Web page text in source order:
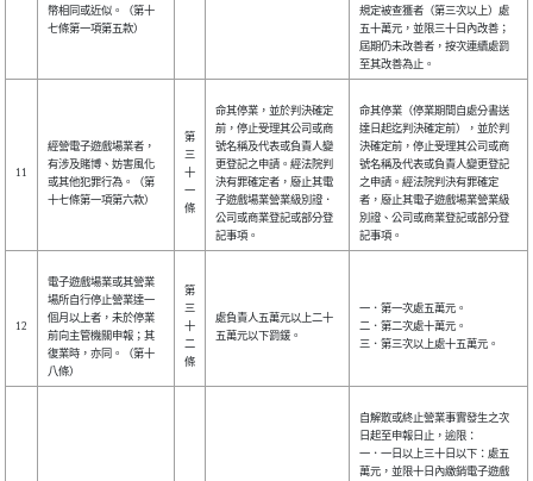
幣相同或近似。（第十
七條第一項第五款）
規定被查獲者（第三次以上）處
五十萬元，並限三十日內改善；
屆期仍未改善者，按次連續處罰
至其改善為止。
11
經營電子遊戲場業者，
有涉及賭博、妨害風化
或其他犯罪行為。（第
十七條第一項第六款）
第
三
十
一
條
命其停業，並於判決確定
前，停止受理其公司或商
號名稱及代表或負責人變
更登記之申請。經法院判
決有罪確定者，廢止其電
子遊戲場業營業級別證．
公司或商業登記或部分登
記事項。
命其停業（停業期間自處分書送
達日起迄判決確定前），並於判
決確定前，停止受理其公司或商
號名稱及代表或負責人變更登記
之申請。經法院判決有罪確定
者，廢止其電子遊戲場業營業級
別證、公司或商業登記或部分登
記事項。
12
電子遊戲場業或其營業
場所自行停止營業達一
個月以上者，未於停業
前向主管機關申報；其
復業時，亦同。（第十
八條）
第
三
十
二
條
處負責人五萬元以上二十
五萬元以下罰鍰。
一．第一次處五萬元。
二．第二次處十萬元。
三．第三次以上處十五萬元。
自解散或終止營業事實發生之次
日起至申報日止，逾限：
一．一日以上三十日以下：處五
萬元，並限十日內繳銷電子遊戲